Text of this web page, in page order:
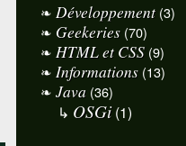
Développement(3)
Geekeries (70)
HTML et CSS (9)
Informations (13)
Java (36)
OSGi(1)